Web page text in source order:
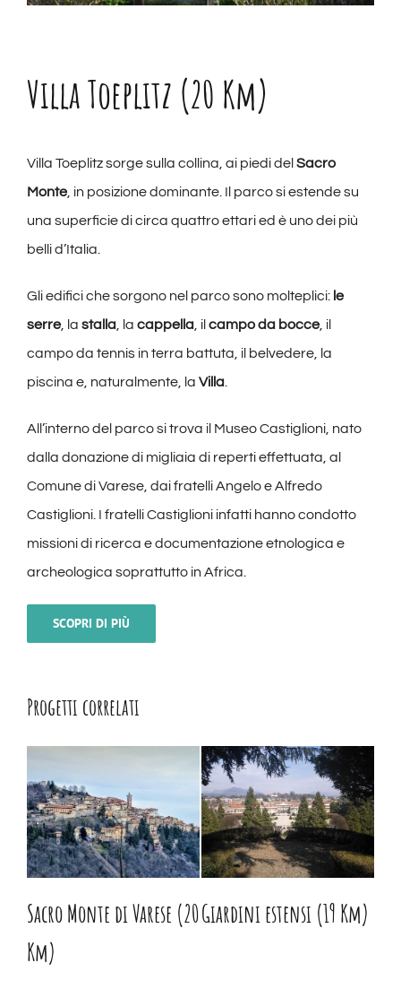
Villa Toeplitz (20 Km)
Villa Toeplitz sorge sulla collina, ai piedi delSacro
Monte, in posizione dominante. Il parco si estende su
una superficie di circa quattro ettari ed è uno dei più
belli d’Italia.
Gli edifici che sorgono nel parco sono molteplici: le
serre, la stalla , la cappella , ilcampo da bocce, il
campo da tennis in terra battuta, il belvedere, la
piscina e, naturalmente, la Villa
All’interno del parco si trova il Museo Castiglioni, nato
dalla donazione di migliaia di reperti effettuata, al
Comune di Varese, dai fratelli Angelo e Alfredo
Castiglioni. I fratelli Castiglioni infatti hanno condotto
missioni di ricerca e documentazione etnologica e
archeologica soprattutto in Africa.
SCOPRI DI PIÙ
Progetti correlati
Sacro Monte di Varese (20
Km)
Giardini estensi (19 Km)